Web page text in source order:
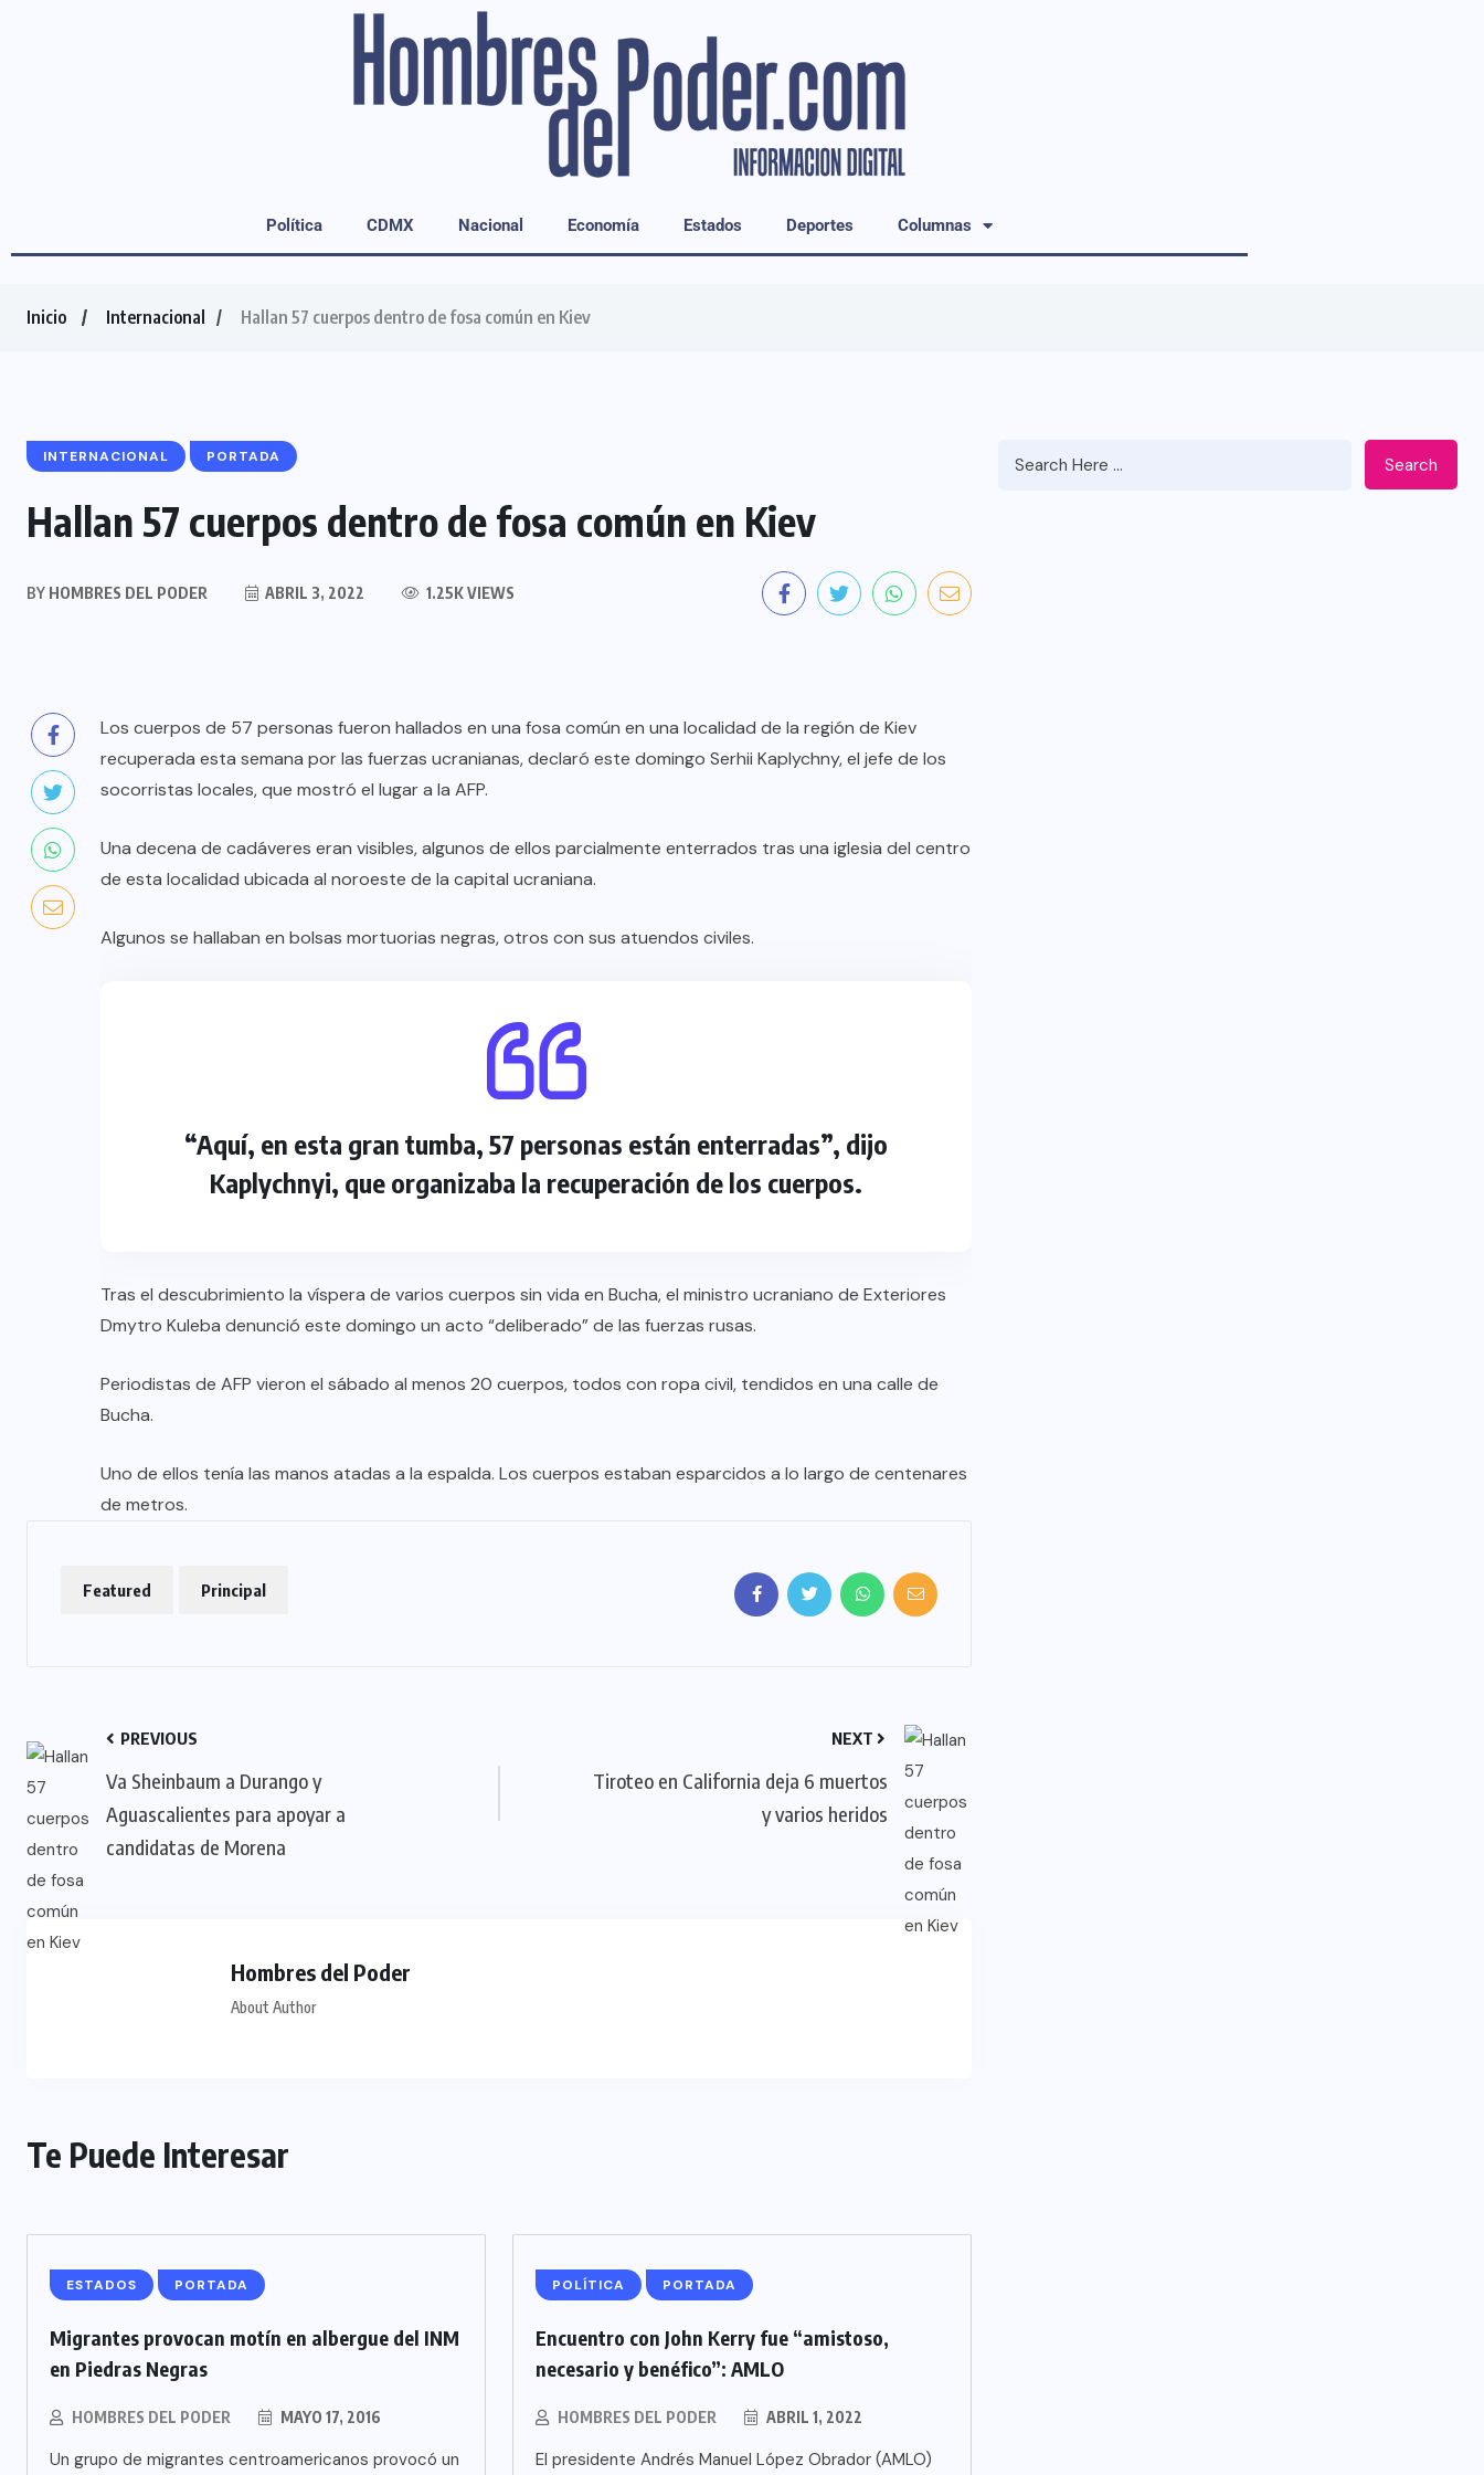
Política CDMX Nacional Economía Estados Deportes Columnas
Inicio Internacional Hallan 57 cuerpos dentro de fosa común en Kiev
INTERNACIONAL PORTADA
Hallan 57 cuerpos dentro de fosa común en Kiev
BY HOMBRES DEL PODER ABRIL 3, 2022 1.25K VIEWS
Los cuerpos de 57 personas fueron hallados en una fosa común en una localidad de la región de Kiev
recuperada esta semana por las fuerzas ucranianas, declaró este domingo Serhii Kaplychny, el jefe de los
socorristas locales, que mostró el lugar a la AFP.
Una decena de cadáveres eran visibles, algunos de ellos parcialmente enterrados tras una iglesia del centro
de esta localidad ubicada al noroeste de la capital ucraniana.
Algunos se hallaban en bolsas mortuorias negras, otros con sus atuendos civiles.
“Aquí, en esta gran tumba, 57 personas están enterradas”, dijo
Kaplychnyi, que organizaba la recuperación de los cuerpos.
Tras el descubrimiento la víspera de varios cuerpos sin vida en Bucha, el ministro ucraniano de Exteriores
Dmytro Kuleba denunció este domingo un acto “deliberado” de las fuerzas rusas.
Periodistas de AFP vieron el sábado al menos 20 cuerpos, todos con ropa civil, tendidos en una calle de
Bucha.
Uno de ellos tenía las manos atadas a la espalda. Los cuerpos estaban esparcidos a lo largo de centenares
de metros.
Featured Principal
PREVIOUS
Va Sheinbaum a Durango y
Aguascalientes para apoyar a
candidatas de Morena
NEXT
Tiroteo en California deja 6 muertos
y varios heridos
Hombres del Poder
About Author
Te Puede Interesar
ESTADOS PORTADA
Migrantes provocan motín en albergue del INM
en Piedras Negras
HOMBRES DEL PODER MAYO 17, 2016
Un grupo de migrantes centroamericanos provocó un
POLÍTICA PORTADA
Encuentro con John Kerry fue “amistoso,
necesario y benéfico”: AMLO
HOMBRES DEL PODER ABRIL 1, 2022
El presidente Andrés Manuel López Obrador (AMLO)
Search